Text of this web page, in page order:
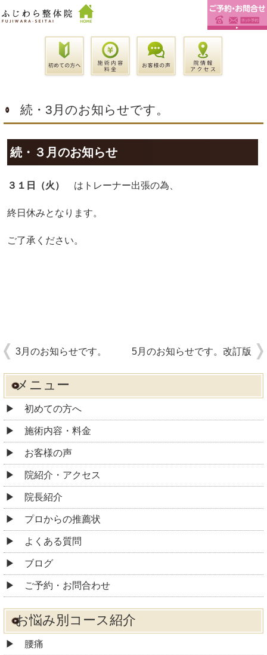
続・3月のお知らせです。
続・３月のお知らせ
３１日（火） はトレーナー出張の為、
終日休みとなります。
ご了承ください。
3月のお知らせです。 5月のお知らせです。改訂版
メニュー
初めての方へ
施術内容・料金
お客様の声
院紹介・アクセス
院長紹介
プロからの推薦状
よくある質問
ブログ
ご予約・お問合わせ
お悩み別コース紹介
腰痛